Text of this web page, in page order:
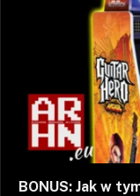
BONUS: Jak w